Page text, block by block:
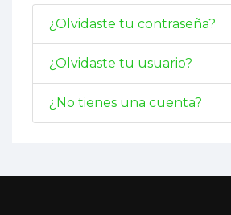
¿Olvidaste tu contraseña?
¿Olvidaste tu usuario?
¿No tienes una cuenta?